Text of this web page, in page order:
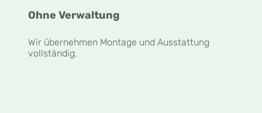
Ohne Verwaltung
Wir übernehmen Montage und Ausstattung
vollständig.